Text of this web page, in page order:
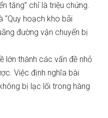
tăng” chỉ là triệu chứng.
“Quy hoạch kho bãi
đường vận chuyển bị
lớn thành các vấn đề nhỏ
Việc định nghĩa bài
bị lạc lối trong hàng